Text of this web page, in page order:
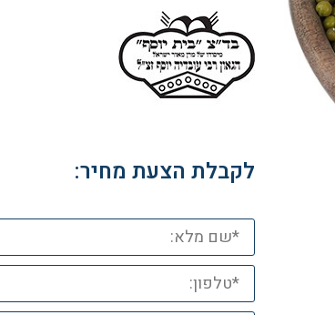
לקבלת הצעת מחיר: